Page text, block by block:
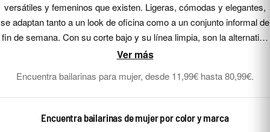
versátiles y femeninos que existen. Ligeras, cómodas y elegantes,
se adaptan tanto a un look de oficina como a un conjunto informal de
fin de semana. Con su corte bajo y su línea limpia, son la alternativa
perfecta a los tacones cuando quieres comodidad sin renunciar al
Ver más
Encuentra bailarinas para mujer, desde 11,99€ hasta 80,99€.
Encuentra bailarinas de mujer por color y marca